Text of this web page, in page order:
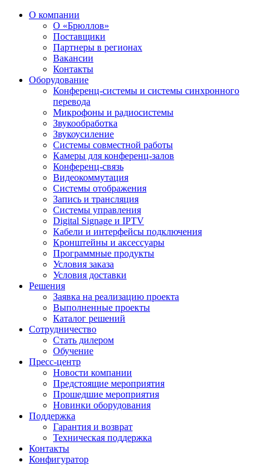
О компании
О «Брюллов»
Поставщики
Партнеры в регионах
Вакансии
Контакты
Оборудование
Конференц-системы и системы синхронного
перевода
Микрофоны и радиосистемы
Звукообработка
Звукоусиление
Системы совместной работы
Камеры для конференц-залов
Конференц-связь
Видеокоммутация
Системы отображения
Запись и трансляция
Системы управления
Digital Signage и IPTV
Кабели и интерфейсы подключения
Кронштейны и аксессуары
Программные продукты
Условия заказа
Условия доставки
Решения
Заявка на реализацию проекта
Выполненные проекты
Каталог решений
Сотрудничество
Стать дилером
Обучение
Пресс-центр
Новости компании
Предстоящие мероприятия
Прошедшие мероприятия
Новинки оборудования
Поддержка
Гарантия и возврат
Техническая поддержка
Контакты
Конфигуратор